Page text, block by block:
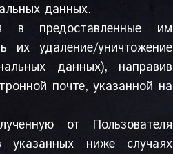
данных.
в предоставленные им
их удаление/уничтожение
данных), направив
почте, указанной на
от Пользователя
ниже случаях